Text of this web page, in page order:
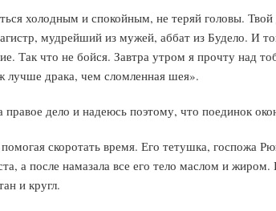
холодным и спокойным, не теряй головы.
мудрейший из мужей, аббат из Будело. И
Так что не бойся. Завтра утром я прочту над
лучше драка, чем сломленная шея».
дело и надеюсь поэтому, что поединок
скоротать время. Его тетушка, госпожа
а после намазала все его тело маслом и
и кругл.